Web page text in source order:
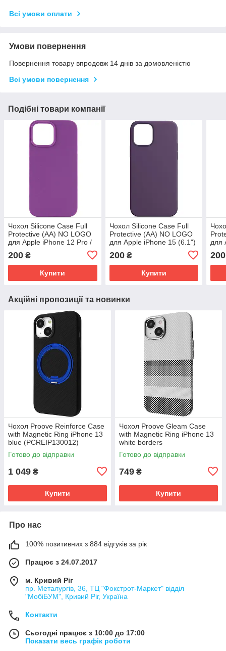
Всі умови оплати
Умови повернення
Повернення товару впродовж 14 днів за домовленістю
Всі умови повернення
Подібні товари компанії
Чохол Silicone Case Full
Protective (AA) NO LOGO
для Apple iPhone 12 Pro /
Grape
200 ₴
Купити
Чохол Silicone Case Full
Protective (AA) NO LOGO
для Apple iPhone 15 (6.1")
200₴
Купити
для
200
Акційні пропозиції та новинки
Чохол Proove Reinforce Case
with Magnetic Ring iPhone 13
blue (PCREIP130012)
Готово до відправки
1 049 ₴
Купити
Чохол Proove Gleam Case
with Magnetic Ring iPhone 13
white borders
(PCGCIP130070) білі краї
Готово до відправки
749 ₴
Купити
Про нас
100% позитивних з 884 відгуків за рік
Працює з 24.07.2017
м. Кривий Ріг
пр. Металургів, 36, ТЦ "Фокстрот-Маркет" відділ
"МобіБУМ", Кривий Ріг, Україна
Контакти
Сьогодні працює з 10:00 до 17:00
Показати весь графік роботи